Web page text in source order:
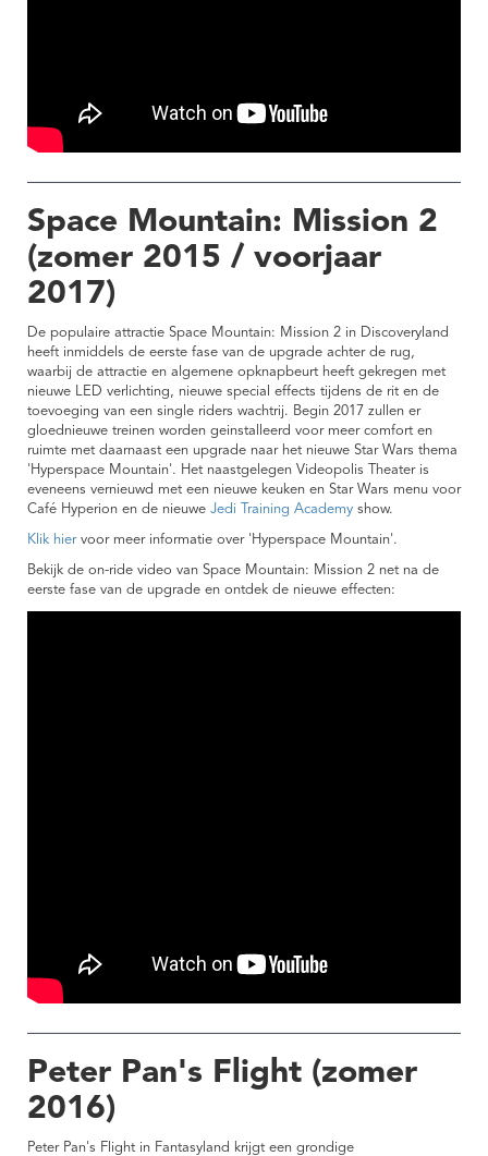
Space Mountain: Mission 2
(zomer 2015 / voorjaar
2017)
De populaire attractie Space Mountain: Mission 2 in Discoveryland
heeft inmiddels de eerste fase van de upgrade achter de rug,
waarbij de attractie en algemene opknapbeurt heeft gekregen met
nieuwe LED verlichting, nieuwe special effects tijdens de rit en de
toevoeging van een single riders wachtrij. Begin 2017 zullen er
gloednieuwe treinen worden geinstalleerd voor meer comfort en
ruimte met daarnaast een upgrade naar het nieuwe Star Wars thema
'Hyperspace Mountain'. Het naastgelegen Videopolis Theater is
eveneens vernieuwd met een nieuwe keuken en Star Wars menu voor
Café Hyperion en de nieuwe Jedi Training Academy show.
Klik hiervoor meer informatie over 'Hyperspace Mountain'.
Bekijk de on-ride video van Space Mountain: Mission 2 net na de
eerste fase van de upgrade en ontdek de nieuwe effecten:
Peter Pan's Flight (zomer
2016)
Peter Pan's Flight in Fantasyland krijgt een grondige